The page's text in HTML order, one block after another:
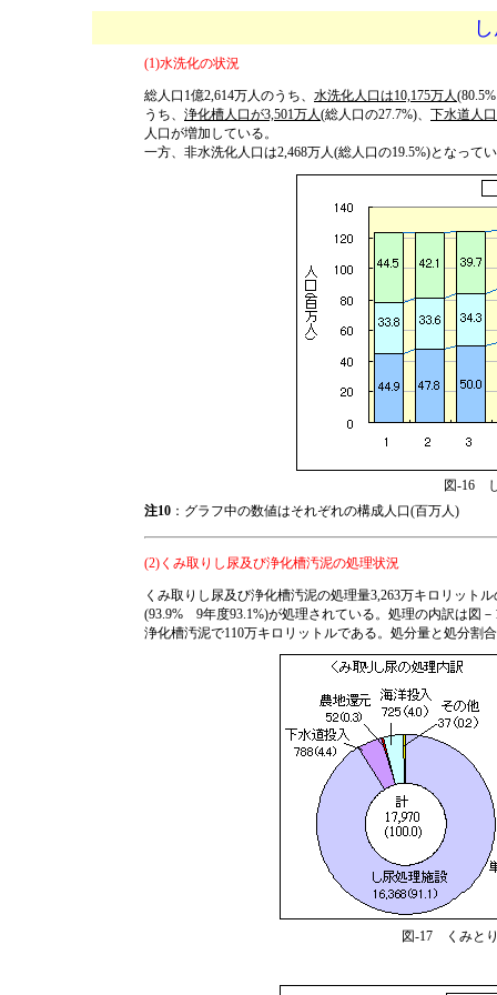
(1)水洗化の状況
総人口1億2,614万人のうち、 水洗化人口は10,175万人
うち、 浄化槽人口が3,501万人(総人口の27.7%)、 下水道人
人口が増加している。
一方、非水洗化人口は2,468万人(総人口の19.5%)となって
図-16
注10 ：グラフ中の数値はそれぞれの構成人口(百万人)
(2)くみ取りし尿及び浄化槽汚泥の処理状況
くみ取りし尿及び浄化槽汚泥の処理量3,263万キロリット
(93.9% 9年度93.1%)が処理されている。処理の内訳は図
浄化槽汚泥で110万キロリットルである。処分量と処分割
図-17 くみと